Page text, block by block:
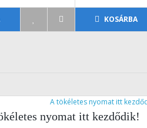
KOSÁRBA
nyomat itt kezdődik!